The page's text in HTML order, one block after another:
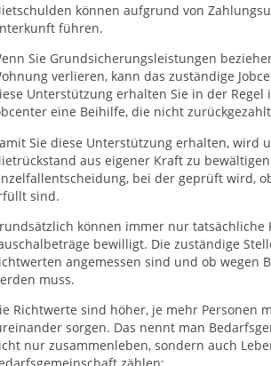
können aufgrund von
führen.
Sie Grundsicherungsleistungen
verlieren, kann das zuständige
Unterstützung erhalten Sie in der
eine Beihilfe, die nicht
Sie diese Unterstützung erhalten, wird
aus eigener Kraft zu
bei der geprüft wird,
sind.
können immer nur
bewilligt. Die zuständige
angemessen sind und ob wegen
muss.
Richtwerte sind höher, je mehr
sorgen. Das nennt man
nur zusammenleben, sondern auch